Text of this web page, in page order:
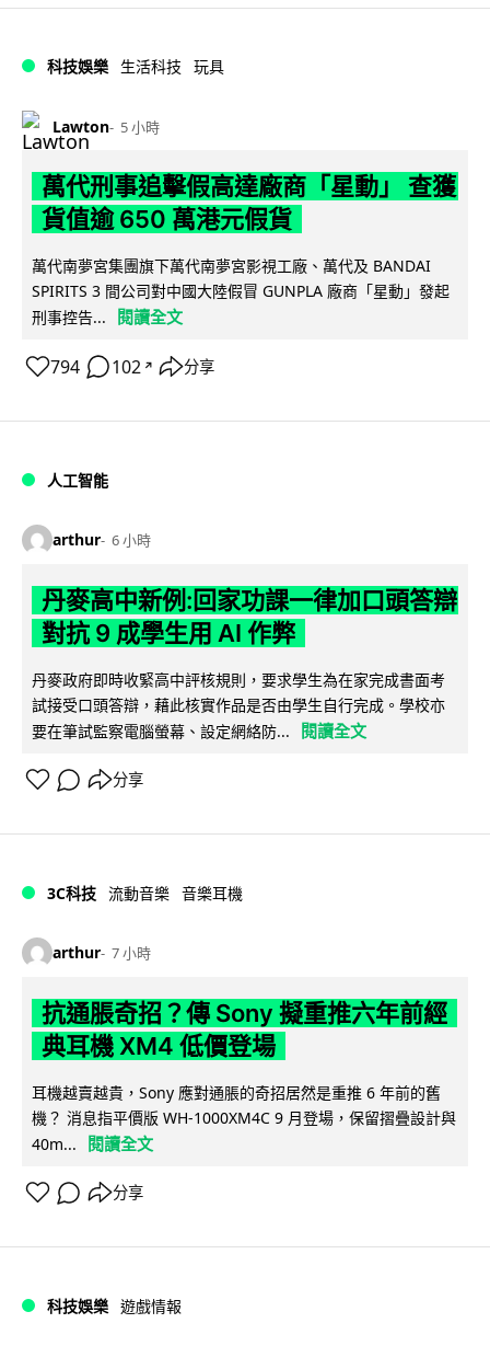
科技娛樂 生活科技 玩具
Lawton 5 小時
萬代刑事追擊假高達廠商「星動」 查獲
貨值逾 650 萬港元假貨
萬代南夢宮集團旗下萬代南夢宮影視工廠、萬代及 BANDAI
SPIRITS 3 間公司對中國大陸假冒 GUNPLA 廠商「星動」發起
刑事控告...
閱讀全文
794 102 ↗ 分享
人工智能
arthur 6 小時
丹麥高中新例:回家功課一律加口頭答辯
對抗 9 成學生用 AI 作弊
丹麥政府即時收緊高中評核規則，要求學生為在家完成書面考
試接受口頭答辯，藉此核實作品是否由學生自行完成。學校亦
要在筆試監察電腦螢幕、設定網絡防...
閱讀全文
分享
3C科技 流動音樂 音樂耳機
arthur 7 小時
抗通脹奇招？傳 Sony 擬重推六年前經
典耳機 XM4 低價登場
耳機越賣越貴，Sony 應對通脹的奇招居然是重推 6 年前的舊
機？ 消息指平價版 WH-1000XM4C 9 月登場，保留摺疊設計與
40m...
閱讀全文
分享
科技娛樂 遊戲情報